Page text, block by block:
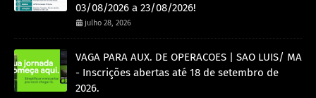
03/08/2026 a 23/08/2026!
julho 28, 2026
VAGA PARA AUX. DE OPERACOES | SAO LUIS/ MA
- Inscrições abertas até 18 de setembro de
2026.